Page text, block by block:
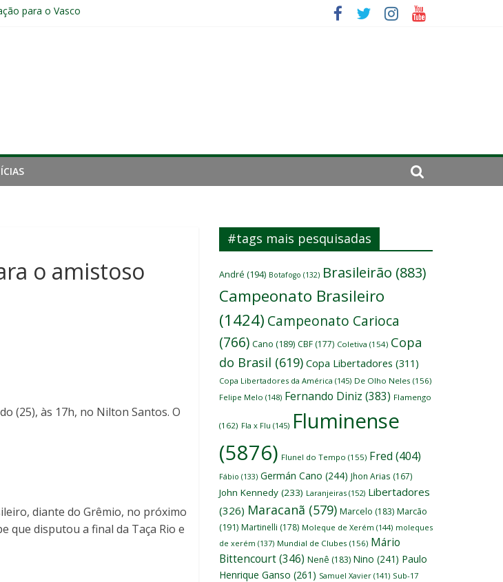
para o Vasco
seis jogos, a pior sequência desde a crise de 2024
risco de jogar o ano do Flu no lixo
o amistoso
(25), às 17h, no Nilton Santos. O
diante do Grêmio, no próximo
que disputou a final da Taça Rio e
#tags mais pesquisadas
André (194) Botafogo (132) Brasileirão (883)
Campeonato Brasileiro
(1424) Campeonato Carioca
(766) Cano (189) CBF (177) Coletiva (154) Copa
do Brasil (619) Copa Libertadores (311)
Copa Libertadores da América (145) De Olho Neles (156)
Felipe Melo (148) Fernando Diniz (383) Flamengo
(162) Fla x Flu (145) Fluminense
(5876) Flunel do Tempo (155) Fred (404)
Fábio (133) Germán Cano (244) Jhon Arias (167)
John Kennedy (233) Laranjeiras (152) Libertadores
(326) Maracanã (579) Marcelo (183) Marcão
(191) Martinelli (178) Moleque de Xerém (144) moleques
de xerém (137) Mundial de Clubes (156) Mário
Bittencourt(346) Nenê (183) Nino (241) Paulo
Henrique Ganso (261) Samuel Xavier (141) Sub-17